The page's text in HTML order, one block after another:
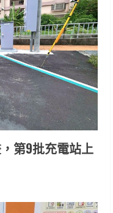
第9批充電站上